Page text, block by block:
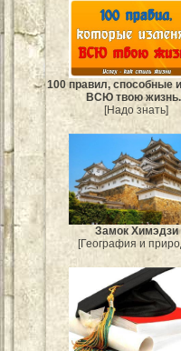
100 правил, способные
ВСЮ твою
[Надо знать]
Замок Химэдзи
[География и